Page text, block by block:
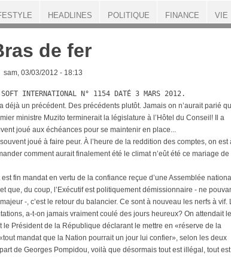
de fer
sam, 03/03/2012 - 18:13
INTERNATIONAL N° 1154 DATÉ 3 MARS 2012.
a déjà un précédent. Des précédents plutôt. Jamais on n’aurait parié
ministre Muzito terminerait la législature à l’Hôtel du Conseil! Il a
joué aux échéances pour se maintenir en place...
souvent joué à faire peur. À l’heure de la reddition des comptes, on est
comment aurait finalement été le climat n’eût été ce mariage de
fin mandat en vertu de la confiance reçue d’une Assemblée
que, du coup, l’Exécutif est politiquement démissionnaire - ne
-, c’est le retour du balancier. Ce sont à nouveau les nerfs à vif.
a-t-on jamais vraiment coulé des jours heureux? On attendait
Président de la République déclarant le mettre en «réserve de la
mandat que la Nation pourrait un jour lui confier», selon les deux
de Georges Pompidou, voilà que désormais tout est illégal, tout est
HEADLINES POLITIQUE FINANCE VIE